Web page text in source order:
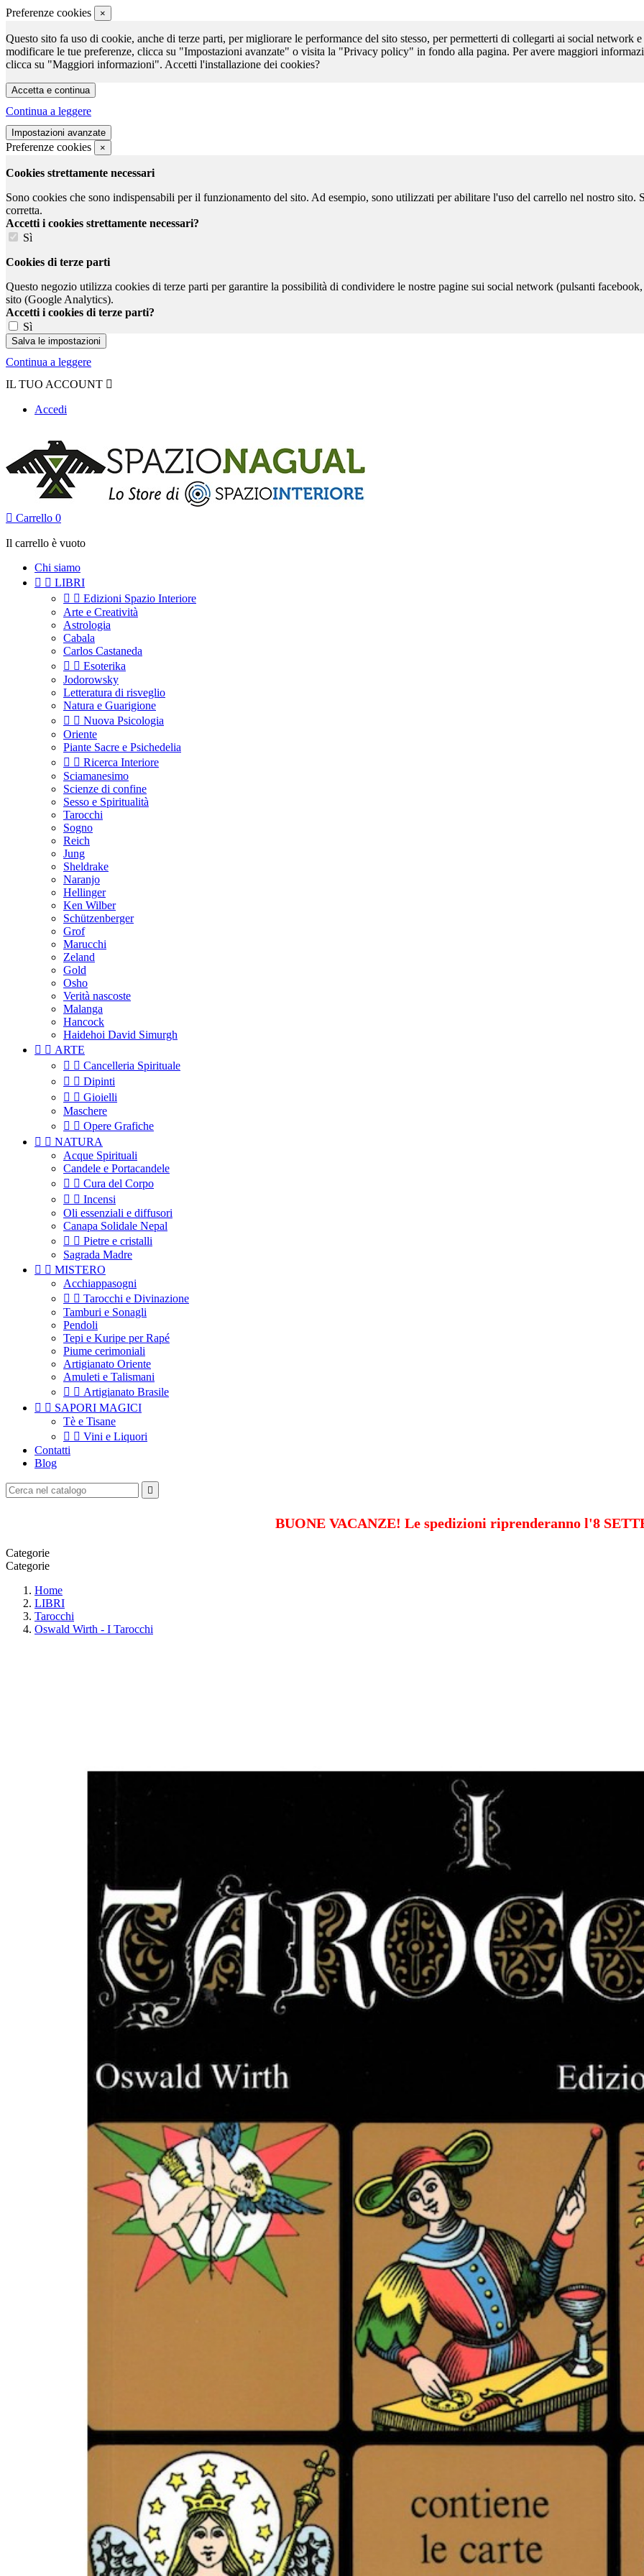
Preferenze cookies ×
Questo sito fa uso di cookie, anche di terze parti, per migliorare le performance del sito stesso, per permetterti di collegarti ai social network
modificare le tue preferenze, clicca su "Impostazioni avanzate" o visita la "Privacy policy" in fondo alla pagina. Per avere maggiori
clicca su "Maggiori informazioni". Accetti l'installazione dei cookies?
Continua a leggere
Preferenze cookies ×
Cookies strettamente necessari
Sono cookies che sono indispensabili per il funzionamento del sito. Ad esempio, sono utilizzati per abilitare l'uso del carrello nel nostro sito.
corretta.
Accetti i cookies strettamente necessari?
Sì
Cookies di terze parti
Questo negozio utilizza cookies di terze parti per garantire la possibilità di condividere le nostre pagine sui social network (pulsanti
sito (Google Analytics).
Accetti i cookies di terze parti?
Sì
Continua a leggere
IL TUO ACCOUNT 
Accedi
 Carrello 0
Il carrello è vuoto
Chi siamo
  LIBRI
  Edizioni Spazio Interiore
Arte e Creatività
Astrologia
Cabala
Carlos Castaneda
  Esoterika
Jodorowsky
Letteratura di risveglio
Natura e Guarigione
  Nuova Psicologia
Oriente
Piante Sacre e Psichedelia
  Ricerca Interiore
Sciamanesimo
Scienze di confine
Sesso e Spiritualità
Tarocchi
Sogno
Reich
Jung
Sheldrake
Naranjo
Hellinger
Ken Wilber
Schützenberger
Grof
Marucchi
Zeland
Gold
Osho
Verità nascoste
Malanga
Hancock
Haidehoi David Simurgh
  ARTE
  Cancelleria Spirituale
  Dipinti
  Gioielli
Maschere
  Opere Grafiche
  NATURA
Acque Spirituali
Candele e Portacandele
  Cura del Corpo
  Incensi
Oli essenziali e diffusori
Canapa Solidale Nepal
  Pietre e cristalli
Sagrada Madre
  MISTERO
Acchiappasogni
  Tarocchi e Divinazione
Tamburi e Sonagli
Pendoli
Tepi e Kuripe per Rapé
Piume cerimoniali
Artigianato Oriente
Amuleti e Talismani
  Artigianato Brasile
  SAPORI MAGICI
Tè e Tisane
  Vini e Liquori
Contatti
Blog

BUONE VACANZE! Le spedizioni riprenderanno l'8
Categorie
Categorie
Home
LIBRI
Tarocchi
Oswald Wirth - I Tarocchi